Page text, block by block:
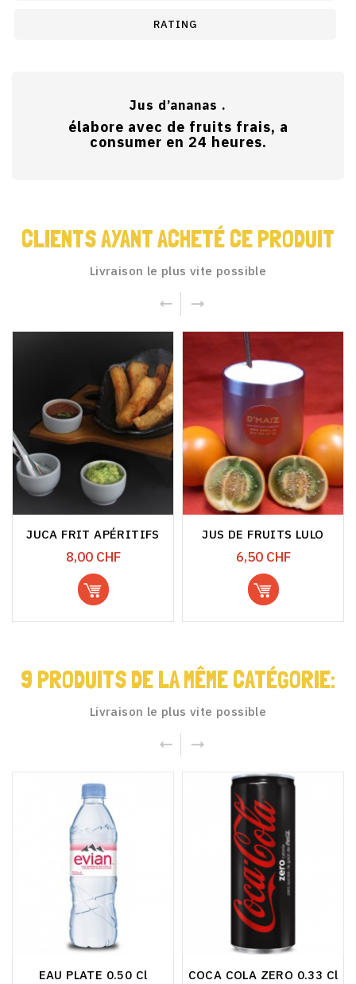
RATING
Jus d’ananas .
élabore avec de fruits frais, a
consumer en 24 heures.
CLIENTS AYANT ACHETÉ CE PRODUIT
Livraison le plus vite possible
JUCA FRIT APÉRITIFS
Prix
8,00 CHF
JUS DE FRUITS LULO
Prix
6,50 CHF
9 PRODUITS DE LA MÊME CATÉGORIE:
Livraison le plus vite possible
EAU PLATE 0.50 Cl COCA COLA ZERO 0.33 Cl